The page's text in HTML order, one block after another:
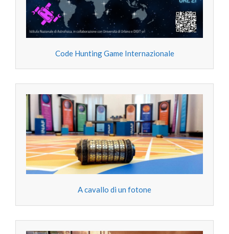
Code Hunting Game Internazionale
A cavallo di un fotone